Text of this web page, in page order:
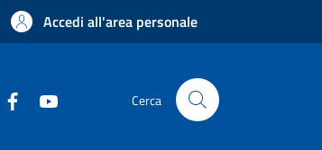
Accedi all'area personale
Cerca